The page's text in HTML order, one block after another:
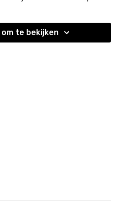
bouw je innerlijke
te bekijken